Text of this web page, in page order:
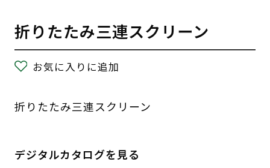
折りたたみ三連スクリーン
お気に入りに追加
折りたたみ三連スクリーン
デジタルカタログを見る